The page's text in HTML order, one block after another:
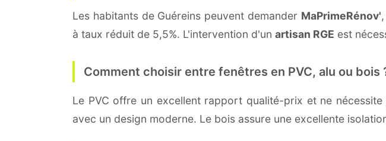
Les habitants de Guéreins peuvent demander MaPrimeRénov'
à taux réduit de 5,5%. L'intervention d'un artisan RGE est
Comment choisir entre fenêtres en PVC, alu ou bois
Le PVC offre un excellent rapport qualité-prix et ne
avec un design moderne. Le bois assure une excellente